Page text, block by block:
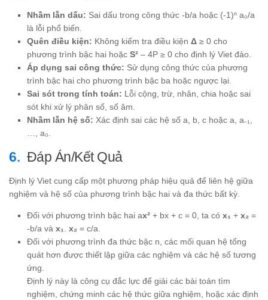
Nhầm lẫn dấu: Sai dấu trong công thức -b/a hoặc (-1)ⁿ a₀/a
là lỗi phổ biến.
Quên điều kiện: Không kiểm tra điều kiện Δ ≥ 0 cho
phương trình bậc hai hoặc S² – 4P ≥ 0 cho định lý Viet đảo.
Áp dụng sai công thức: Sử dụng công thức của phương
trình bậc hai cho phương trình bậc ba hoặc ngược lại.
Sai sót trong tính toán: Lỗi cộng, trừ, nhân, chia hoặc sai
sót khi xử lý phân số, số âm.
Nhầm lẫn hệ số: Xác định sai các hệ số a, b, c hoặc a, a₋₁,
…, a₀.
Đáp Án/Kết Quả
Định lý Viet cung cấp một phương pháp hiệu quả để liên hệ giữa
nghiệm và hệ số của phương trình bậc hai và đa thức bất kỳ.
Đối với phương trình bậc hai ax² + bx + c = 0, ta có x₁ + x₂ =
-b/a và x₁. x₂ = c/a.
Đối với phương trình đa thức bậc n, các mối quan hệ tổng
quát hơn được thiết lập giữa các nghiệm và các hệ số tương
ứng.
Định lý này là công cụ đắc lực để giải các bài toán tìm
nghiệm, chứng minh các hệ thức giữa nghiệm, hoặc xác định